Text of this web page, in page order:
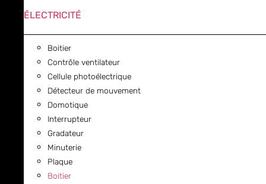
ÉLECTRICITÉ
Boitier
Contrôle ventilateur
Cellule photoélectrique
Détecteur de mouvement
Domotique
Interrupteur
Gradateur
Minuterie
Plaque
Boitier